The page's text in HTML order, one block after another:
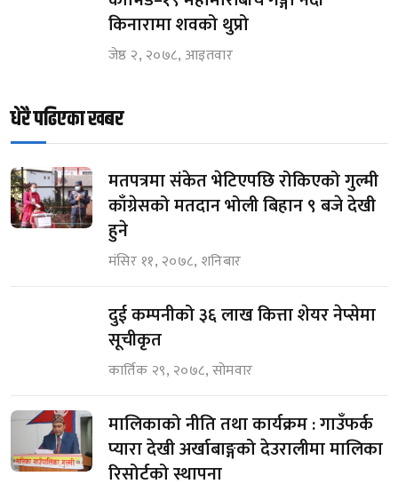
किनारामा शवको थुप्रो
जेष्ठ २, २०७८, आइतवार
धेरै पढिएका खबर
मतपत्रमा संकेत भेटिएपछि रोकिएको गुल्मी
काँग्रेसको मतदान भोली बिहान ९ बजे देखी
हुने
मंसिर ११, २०७८, शनिबार
दुई कम्पनीको ३६ लाख कित्ता शेयर नेप्सेमा
सूचीकृत
कार्तिक २९, २०७८, सोमवार
मालिकाको नीति तथा कार्यक्रम : गाउँफर्क
प्यारा देखी अर्खाबाङ्गको देउरालीमा मालिका
रिसोर्टको स्थापना